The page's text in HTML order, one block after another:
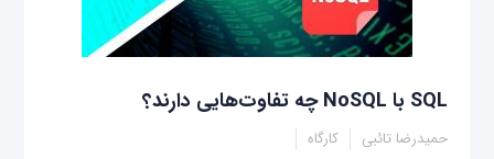
SQL با NoSQL چه تفاوت‌‌هایی دارند؟
حمیدرضا تائبی کارگاه